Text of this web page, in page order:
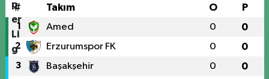
# Takım O P
1 Amed 0 0
2 Erzurumspor FK 0 0
3 Başakşehir 0 0